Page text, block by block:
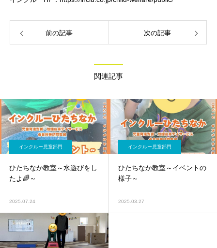
前の記事 次の記事
関連記事
インクルー児童部門
ひたちなか教室～水遊びをし
たよ🌈～
2025.07.24
インクルー児童部門
ひたちなか教室～イベントの
様子～
2025.03.27